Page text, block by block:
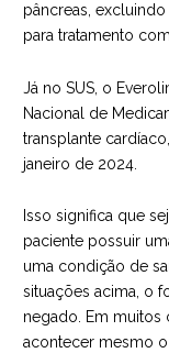
pâncreas,
para tratamento
Já no SUS, o
Nacional de
transplante
janeiro de 2024.
Isso significa que
paciente possuir
uma condição de
situações acima, o
negado. Em muitos
acontecer mesmo